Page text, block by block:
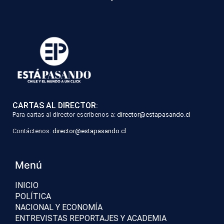
CARTAS AL DIRECTOR:
Para cartas al director escríbenos a: director@estapasando.cl
Contáctenos: director@estapasando.cl
Menú
INICIO
POLÍTICA
NACIONAL Y ECONOMÍA
ENTREVISTAS REPORTAJES Y ACADEMIA